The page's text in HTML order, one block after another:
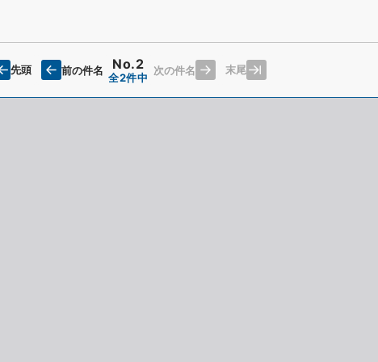
先頭 前の件名 No.2
全2件中
次の件名 末尾